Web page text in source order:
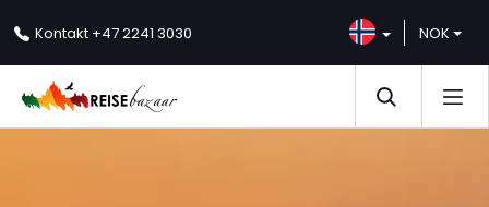
Kontakt +47 2241 3030 NOK